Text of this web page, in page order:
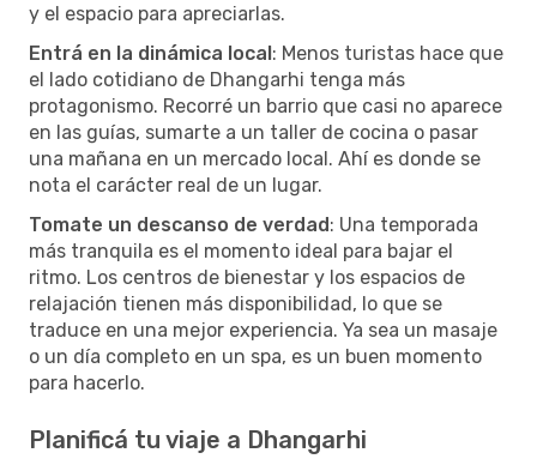
y el espacio para apreciarlas.
Entrá en la dinámica local: Menos turistas hace que
el lado cotidiano de Dhangarhi tenga más
protagonismo. Recorré un barrio que casi no aparece
en las guías, sumarte a un taller de cocina o pasar
una mañana en un mercado local. Ahí es donde se
nota el carácter real de un lugar.
Tomate un descanso de verdad: Una temporada
más tranquila es el momento ideal para bajar el
ritmo. Los centros de bienestar y los espacios de
relajación tienen más disponibilidad, lo que se
traduce en una mejor experiencia. Ya sea un masaje
o un día completo en un spa, es un buen momento
para hacerlo.
Planificá tu viaje a Dhangarhi